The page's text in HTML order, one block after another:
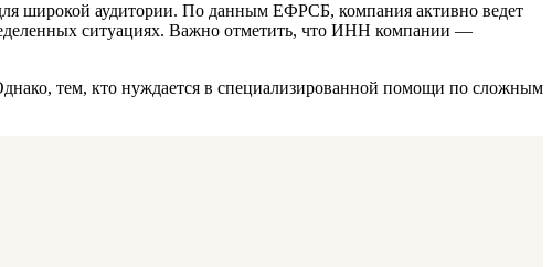
широкой аудитории. По данным ЕФРСБ, компания активно ведет
ситуациях. Важно отметить, что ИНН компании —
тем, кто нуждается в специализированной помощи по сложным